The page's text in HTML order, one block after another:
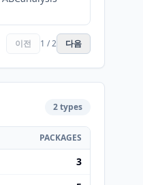
이전 1 / 2 다음
2 types
PACKAGES
3